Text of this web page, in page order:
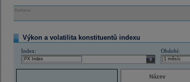
Reklama
Výkon a volatilita konstituentů indexu
Index:
select
Období:
Název